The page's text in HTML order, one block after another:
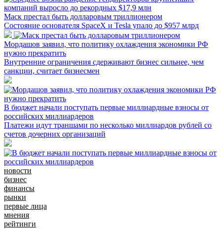
Маск престал быть долларовым триллионером
Состояние основателя SpaceX и Tesla упало до $957 млрд
Мордашов заявил, что политику охлаждения экономики РФ
нужно прекратить
Внутренние ограничения сдерживают бизнес сильнее, чем
санкции, считает бизнесмен
В бюджет начали поступать первые миллиардные взносы от
российских миллиардеров
Платежи идут траншами по несколько миллиардов рублей со
счетов дочерних организаций
новости
бизнес
финансы
рынки
первые лица
мнения
рейтинги